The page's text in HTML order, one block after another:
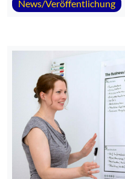
News/Veröffentlichung